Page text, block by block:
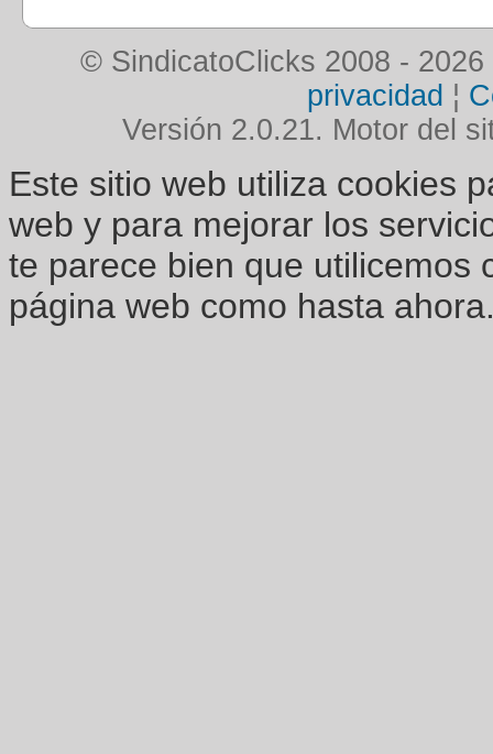
© SindicatoClicks 2008 - 2026
privacidad ¦
Versión 2.0.21. Motor del
Este sitio web utiliza cookies
web y para mejorar los
te parece bien que utilicemos
página web como hasta